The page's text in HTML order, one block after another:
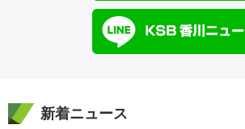
新着ニュース